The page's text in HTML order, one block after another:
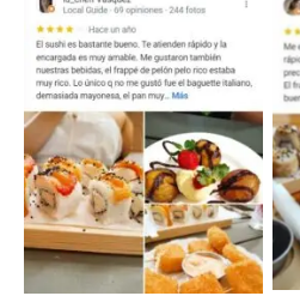
No Caption